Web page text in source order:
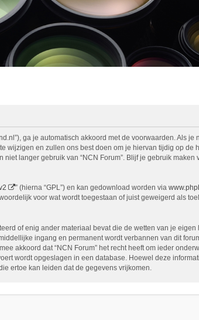
ga je automatisch akkoord met de voorwaarden. Als
wijzigen en zullen ons best doen om je hiervan tijdig op de
langer gebruik van “NCN Forum”. Blijf je gebruik maken
” (hierna “GPL”) en kan gedownload worden via
voor wat wordt toegestaan of juist geweigerd als
of enig ander materiaal bevat die de wetten van je eigen
ingang en permanent wordt verbannen van dit
akkoord dat “NCN Forum” het recht heeft om ieder
wordt opgeslagen in een database. Hoewel deze
ertoe kan leiden dat de gegevens vrijkomen.